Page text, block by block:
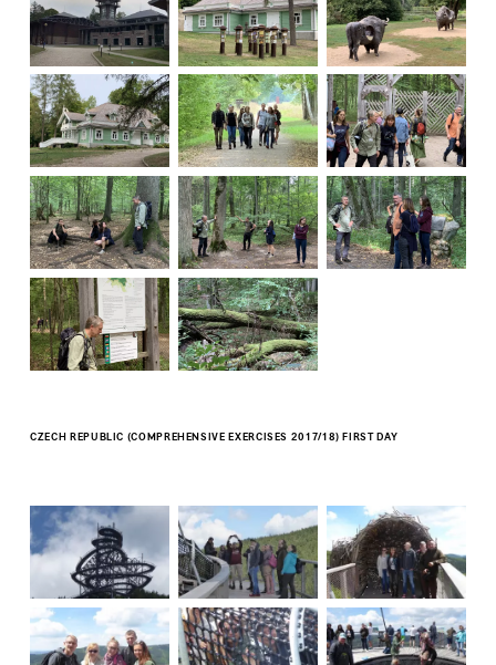
CZECH REPUBLIC (COMPREHENSIVE EXERCISES 2017/18) FIRST DAY